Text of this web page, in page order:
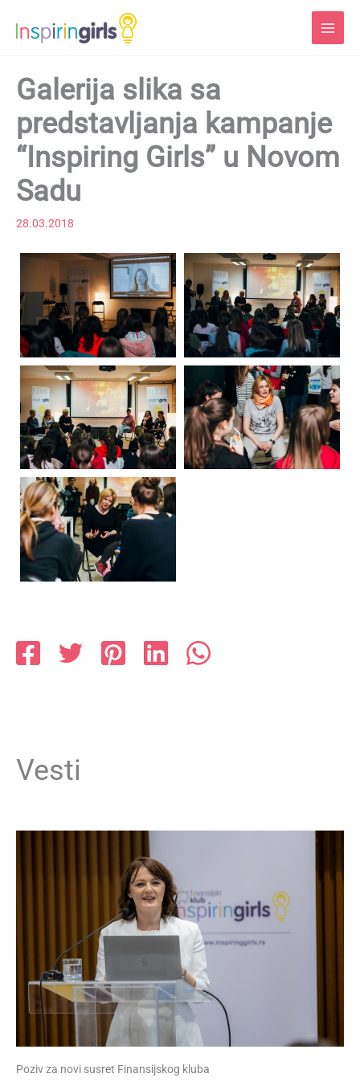
content
Galerija slika sa
predstavljanja kampanje
“Inspiring Girls” u Novom
Sadu
28.03.2018
Vesti
Poziv za novi susret Finansijskog kluba